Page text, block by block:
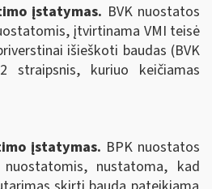
įstatymas. BVK nuostatos
įtvirtinama VMI teisė
išieškoti baudas (BVK
straipsnis, kuriuo keičiamas
įstatymas. BPK nuostatos
nustatoma, kad